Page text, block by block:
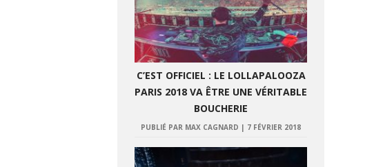
C’EST OFFICIEL : LE LOLLAPALOOZA
PARIS 2018 VA ÊTRE UNE VÉRITABLE
BOUCHERIE
PUBLIÉ PAR MAX CAGNARD | 7 FÉVRIER 2018